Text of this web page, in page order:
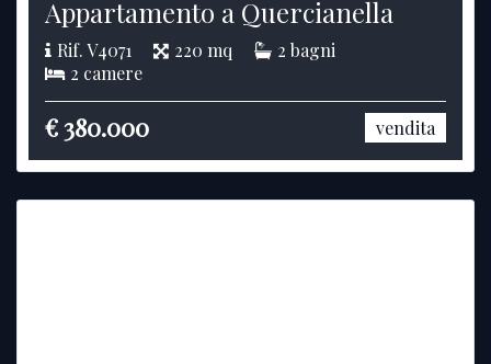
Appartamento a Quercianella
Rif. V4071 220 mq
2 bagni
2 camere
€ 380.000 vendita